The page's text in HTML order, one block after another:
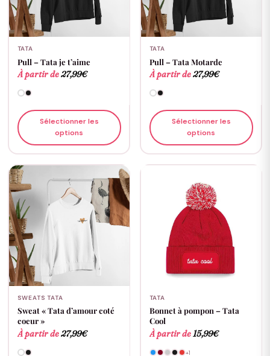
TATA
Pull – Tata je t’aime
À partir de27,99€
Sélectionner les
options
TATA
Pull – Tata Motarde
À partir de27,99€
Sélectionner les
options
SWEATS TATA
Sweat « Tata d’amour coté
coeur »
À partir de27,99€
TATA
Bonnet à pompon – Tata
Cool
À partir de 15,99€
+1